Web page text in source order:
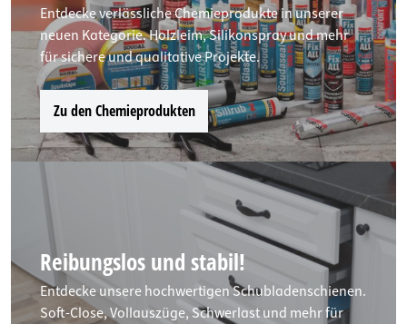
Entdecke verlässliche Chemieprodukte in unserer
neuen Kategorie. Holzleim, Silikonspray und mehr
für sichere und qualitative Projekte.
Zu den Chemieprodukten
Reibungslos und stabil!
Entdecke unsere hochwertigen Schubladenschienen.
Soft-Close, Vollauszüge, Schwerlast und mehr für